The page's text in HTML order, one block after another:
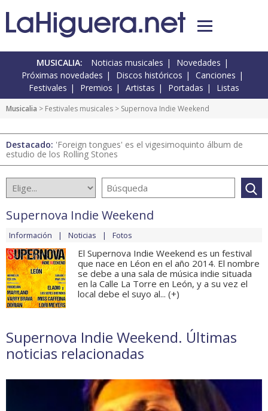
MUSICALIA: Noticias musicales
Novedades
Próximas novedades
Discos históricos
Canciones
Festivales
Premios Artistas Portadas Listas
Musicalia > Festivales musicales > Supernova Indie Weekend
Destacado: 'Foreign tongues' es el vigesimoquinto álbum de
estudio de los Rolling Stones
Supernova Indie Weekend
Información Noticias Fotos
El Supernova Indie Weekend es un festival
que nace en Léon en el año 2014. El nombre
se debe a una sala de música indie situada
en la Calle La Torre en León, y a su vez el
local debe el suyo al... (+)
Supernova Indie Weekend. Últimas
noticias relacionadas